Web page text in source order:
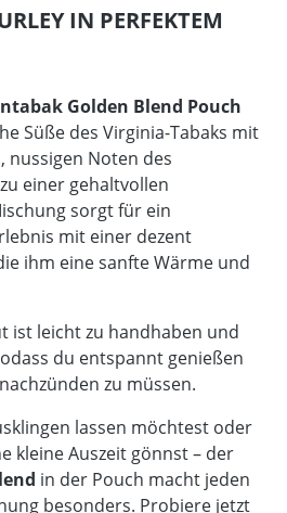
IN PERFEKTEM
Golden Blend Pouch
Süße des Virginia-Tabaks mit
nussigen Noten des
zu einer gehaltvollen
sorgt für ein
mit einer dezent
ihm eine sanfte Wärme und
ist leicht zu handhaben und
du entspannt genießen
zu müssen.
lassen möchtest oder
kleine Auszeit gönnst – der
in der Pouch macht jeden
besonders. Probiere jetzt